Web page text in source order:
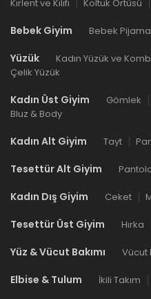
Kırlent ve Kılıfı
Koltuk Örtüsü
Bebek Giyim Bebek Pijama
Yüzük Kadın Yüzük ve
Çelik Yüzük
Kadın Üst Giyim Gömlek
Bluz & Body
Kadın Alt Giyim Tayt
Tesettür Alt Giyim
Kadın Dış Giyim Ceket
Tesettür Üst Giyim Hırka
Yüz & Vücut Bakımı Vücut
Elbise & Tulum İkili Takım